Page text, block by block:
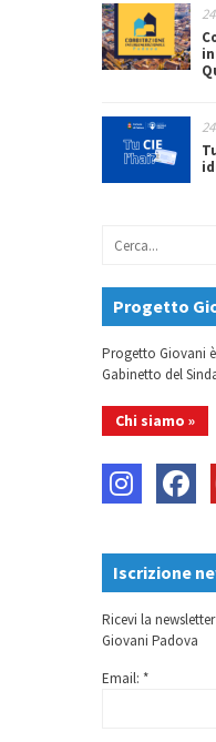
Progetto
Progetto Giovani
Gabinetto del
Chi siamo »
Iscrizione
Ricevi la
Giovani Padova
Email: *